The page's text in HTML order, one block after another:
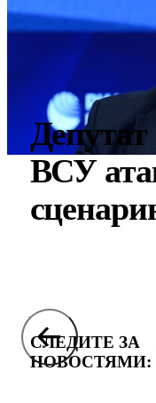
ВСУ
СЛЕДИТЕ ЗА
НОВОСТЯМИ: